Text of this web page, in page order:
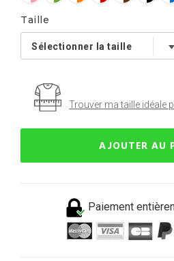
Taille
Trouver ma taille idéale
AJOUTER AU
Paiement